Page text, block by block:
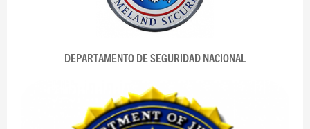
DEPARTAMENTO DE SEGURIDAD NACIONAL